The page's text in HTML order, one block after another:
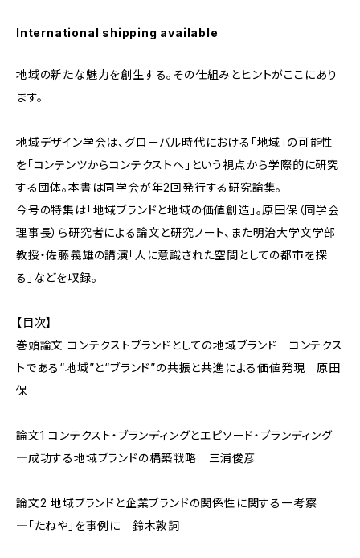
International shipping available
地域の新たな魅力を創生する。その仕組みとヒントがここにあり
ます。
地域デザイン学会は、グローバル時代における「地域」の可能性
を「コンテンツからコンテクストへ」という視点から学際的に研究
する団体。本書は同学会が年2回発行する研究論集。
今号の特集は「地域ブランドと地域の価値創造」。原田保（同学会
理事長）ら研究者による論文と研究ノート、また明治大学文学部
教授・佐藤義雄の講演「人に意識された空間としての都市を探
る」などを収録。
【目次】
巻頭論文 コンテクストブランドとしての地域ブランド―コンテクス
トである“地域”と“ブランド”の共振と共進による価値発現 原田
保
論文1 コンテクスト・ブランディングとエピソード・ブランディング
―成功する地域ブランドの構築戦略 三浦俊彦
論文2 地域ブランドと企業ブランドの関係性に関する一考察
―「たねや」を事例に 鈴木敦詞